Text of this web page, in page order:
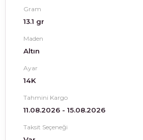
Gram
13.1 gr
Maden
Altın
Ayar
14K
Tahmini Kargo
11.08.2026 - 15.08.2026
Taksit Seçeneği